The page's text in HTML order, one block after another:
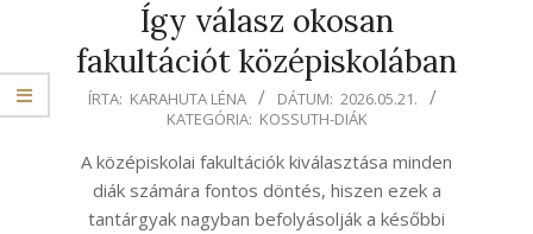
Így válasz okosan
fakultációt középiskolában
2026-
21
ÍRTA: KARAHUTA LÉNA DÁTUM: 2026.05.21.
KATEGÓRIA: KOSSUTH-DIÁK
A középiskolai fakultációk kiválasztása minden
diák számára fontos döntés, hiszen ezek a
tantárgyak nagyban befolyásolják a későbbi